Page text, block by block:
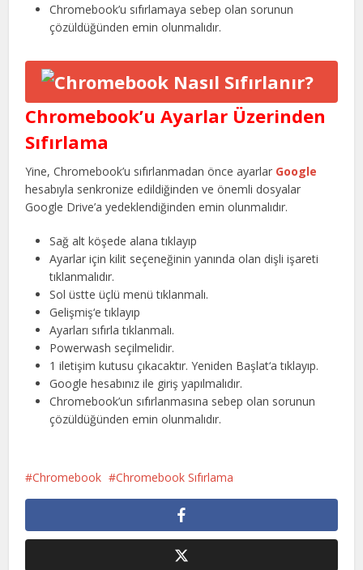
Chromebook’u sıfırlamaya sebep olan sorunun
çözüldüğünden emin olunmalıdır.
Chromebook’u Ayarlar Üzerinden
Sıfırlama
Yine, Chromebook’u sıfırlanmadan önce ayarlar Google
hesabıyla senkronize edildiğinden ve önemli dosyalar
Google Drive’a yedeklendiğinden emin olunmalıdır.
Sağ alt köşede alana tıklayıp
Ayarlar için kilit seçeneğinin yanında olan dişli işareti
tıklanmalıdır.
Sol üstte üçlü menü tıklanmalı.
Gelişmiş‘e tıklayıp
Ayarları sıfırla tıklanmalı.
Powerwash seçilmelidir.
1 iletişim kutusu çıkacaktır. Yeniden Başlat‘a tıklayıp.
Google hesabınız ile giriş yapılmalıdır.
Chromebook’un sıfırlanmasına sebep olan sorunun
çözüldüğünden emin olunmalıdır.
Chromebook Chromebook Sıfırlama